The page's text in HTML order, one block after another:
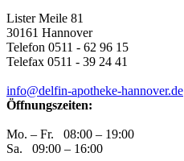
Lister Meile 81
30161 Hannover
Telefon 0511 - 62 96 15
Telefax 0511 - 39 24 41
info@delfin-apotheke-hannover.de
Öffnungszeiten:
Mo. – Fr. 08:00 – 19:00
Sa. 09:00 – 16:00